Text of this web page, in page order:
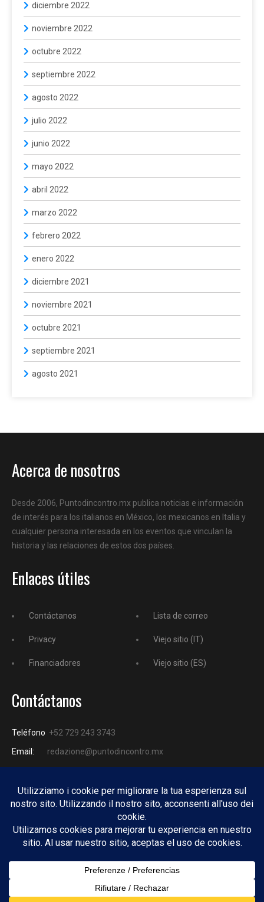
diciembre 2022
noviembre 2022
octubre 2022
septiembre 2022
agosto 2022
julio 2022
junio 2022
mayo 2022
abril 2022
marzo 2022
febrero 2022
enero 2022
diciembre 2021
noviembre 2021
octubre 2021
septiembre 2021
agosto 2021
Acerca de nosotros
Desde 2006, Puntodincontro.mx publica noticias e información
de interés para los italianos en México, los mexicanos en Italia y
cualquier persona interesada en los eventos que vinculan la
historia y las relaciones de estos dos países.
Enlaces útiles
Contáctanos
Privacy
Financiadores
Lista de correo
Viejo sitio (IT)
Viejo sitio (ES)
Contáctanos
Teléfono +52 729 243 3743
Email:
redazione@puntodincontro.mx
PUNTODINCONTRO
Copyright © 2025 Puntodincontro